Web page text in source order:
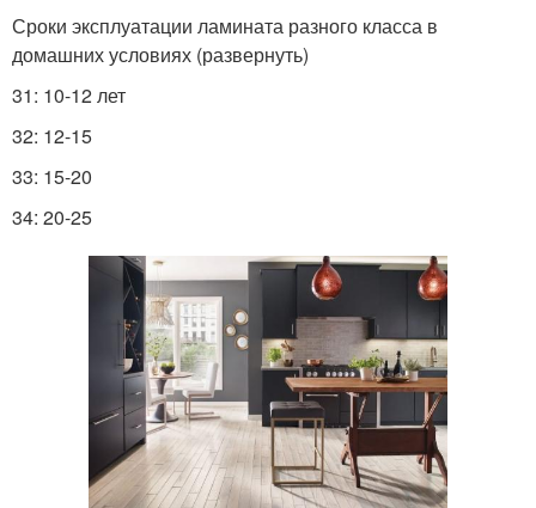
Сроки эксплуатации ламината разного класса в
домашних условиях (развернуть)
31: 10-12 лет
32: 12-15
33: 15-20
34: 20-25